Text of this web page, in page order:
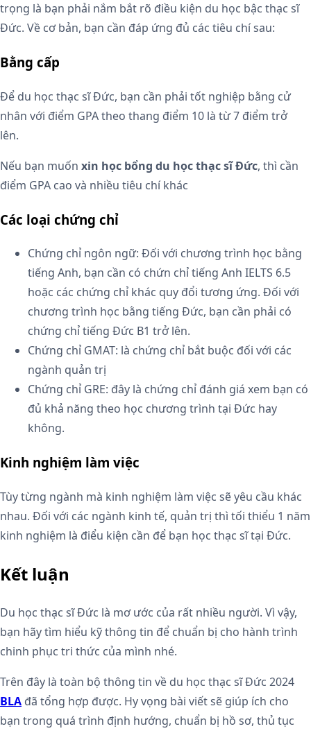
trọng là bạn phải nắm bắt rõ điều kiện du học bậc thạc sĩ
Đức. Về cơ bản, bạn cần đáp ứng đủ các tiêu chí sau:
Bằng cấp
Để du học thạc sĩ Đức, bạn cần phải tốt nghiệp bằng cử
nhân với điểm GPA theo thang điểm 10 là từ 7 điểm trở
lên.
Nếu bạn muốn xin học bổng du học thạc sĩ Đức, thì cần
điểm GPA cao và nhiều tiêu chí khác
Các loại chứng chỉ
Chứng chỉ ngôn ngữ: Đối với chương trình học bằng
tiếng Anh, bạn cần có chứn chỉ tiếng Anh IELTS 6.5
hoặc các chứng chỉ khác quy đổi tương ứng. Đối với
chương trình học bằng tiếng Đức, bạn cần phải có
chứng chỉ tiếng Đức B1 trở lên.
Chứng chỉ GMAT: là chứng chỉ bắt buộc đối với các
ngành quản trị
Chứng chỉ GRE: đây là chứng chỉ đánh giá xem bạn có
đủ khả năng theo học chương trình tại Đức hay
không.
Kinh nghiệm làm việc
Tùy từng ngành mà kinh nghiệm làm việc sẽ yêu cầu khác
nhau. Đối với các ngành kinh tế, quản trị thì tối thiểu 1 năm
kinh nghiệm là điểu kiện cần để bạn học thạc sĩ tại Đức.
Kết luận
Du học thạc sĩ Đức là mơ ước của rất nhiều người. Vì vậy,
bạn hãy tìm hiểu kỹ thông tin để chuẩn bị cho hành trình
chinh phục tri thức của mình nhé.
Trên đây là toàn bộ thông tin về du học thạc sĩ Đức 2024
BLA đã tổng hợp được. Hy vọng bài viết sẽ giúp ích cho
bạn trong quá trình định hướng, chuẩn bị hồ sơ, thủ tục